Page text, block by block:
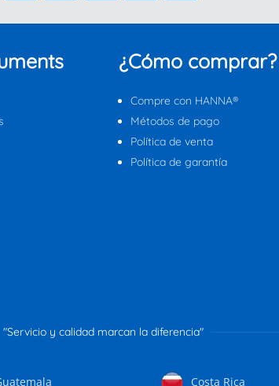
¿Cómo comprar?
Compre con HANNA®
Métodos de pago
Política de venta
Política de garantía
"Servicio y calidad marcan la diferencia"
Costa Rica